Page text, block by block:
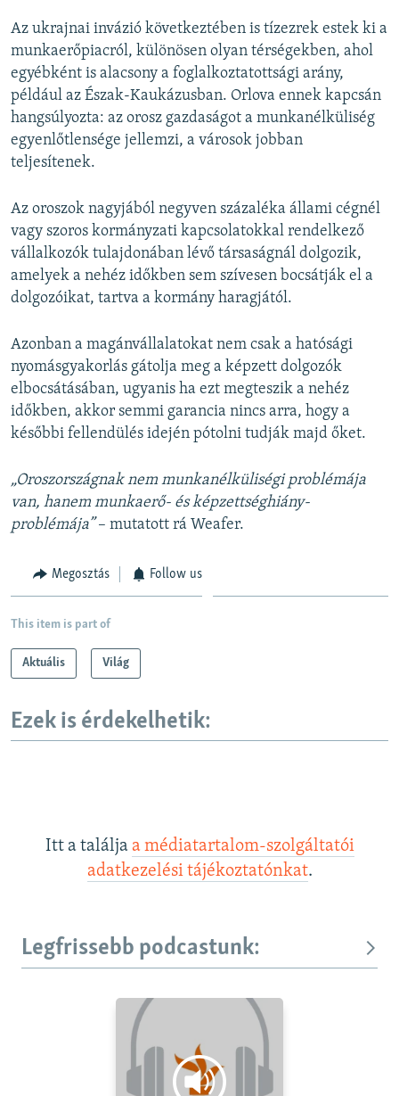
Az ukrajnai invázió következtében is tízezrek estek ki a
munkaerőpiacról, különösen olyan térségekben, ahol
egyébként is alacsony a foglalkoztatottsági arány,
például az Észak-Kaukázusban. Orlova ennek kapcsán
hangsúlyozta: az orosz gazdaságot a munkanélküliség
egyenlőtlensége jellemzi, a városok jobban
teljesítenek.
Az oroszok nagyjából negyven százaléka állami cégnél
vagy szoros kormányzati kapcsolatokkal rendelkező
vállalkozók tulajdonában lévő társaságnál dolgozik,
amelyek a nehéz időkben sem szívesen bocsátják el a
dolgozóikat, tartva a kormány haragjától.
Azonban a magánvállalatokat nem csak a hatósági
nyomásgyakorlás gátolja meg a képzett dolgozók
elbocsátásában, ugyanis ha ezt megteszik a nehéz
időkben, akkor semmi garancia nincs arra, hogy a
későbbi fellendülés idején pótolni tudják majd őket.
„Oroszországnak nem munkanélküliségi problémája
van, hanem munkaerő- és képzettséghiány-
problémája”– mutatott rá Weafer.
Megosztás Follow us
This item is part of
Aktuális Világ
Ezek is érdekelhetik:
Itt a találja a médiatartalom-szolgáltatói
adatkezelési tájékoztatónkat.
Legfrissebb podcastunk: